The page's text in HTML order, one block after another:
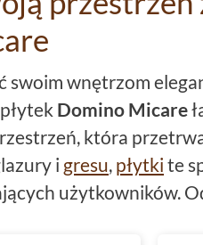
swoim wnętrzom
Domino Micare
która
i gresu, płytki te
użytkowników.